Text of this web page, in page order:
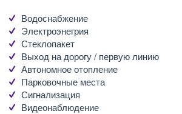
Водоснабжение
Электроэнегрия
Стеклопакет
Выход на дорогу / первую линию
Автономное отопление
Парковочные места
Сигнализация
Видеонаблюдение